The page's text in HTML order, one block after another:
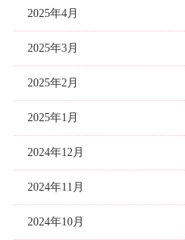
2025年4月
2025年3月
2025年2月
2025年1月
2024年12月
2024年11月
2024年10月